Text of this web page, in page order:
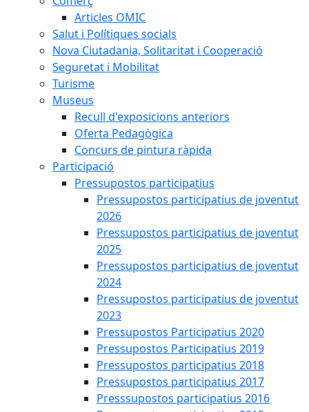
Articles OMIC
Salut i Polítiques socials
Nova Ciutadania, Solitaritat i Cooperació
Seguretat i Mobilitat
Turisme
Museus
Recull d'exposicions anteriors
Oferta Pedagògica
Concurs de pintura ràpida
Participació
Pressupostos participatius
Pressupostos participatius de joventut
2026
Pressupostos participatius de joventut
2025
Pressupostos participatius de joventut
2024
Pressupostos participatius de joventut
2023
Pressupostos Participatius 2020
Pressupostos Participatius 2019
Pressupostos participatius 2018
Pressupostos participatius 2017
Presssupostos participatius 2016